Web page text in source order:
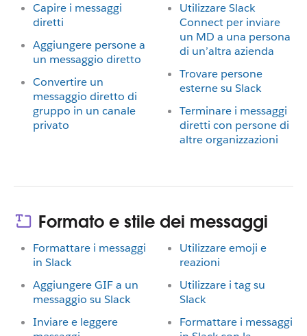
Capire i messaggi
diretti
Aggiungere persone a
un messaggio diretto
Convertire un
messaggio diretto di
gruppo in un canale
privato
Utilizzare Slack
Connect per inviare
un MD a una persona
di un’altra azienda
Trovare persone
esterne su Slack
Terminare i messaggi
diretti con persone di
altre organizzazioni
Formato e stile dei messaggi
Formattare i messaggi
in Slack
Aggiungere GIF a un
messaggio su Slack
Inviare e leggere
Utilizzare emoji e
reazioni
Utilizzare i tag su
Slack
Formattare i messaggi